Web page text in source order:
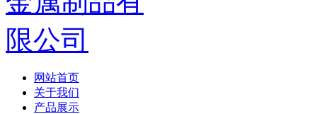
网站首页
关于我们
产品展示